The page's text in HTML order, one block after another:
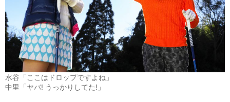
水谷「ここはドロップですよね」
中里「ヤバ! うっかりしてた!」